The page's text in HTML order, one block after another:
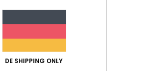
DE SHIPPING ONLY